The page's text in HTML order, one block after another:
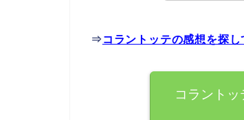
⇒ コラントッテの感想を探
コラント